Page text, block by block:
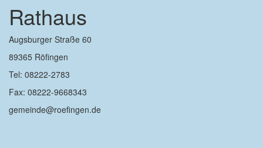
Rathaus
Augsburger Straße 60
89365 Röfingen
Tel: 08222-2783
Fax: 08222-9668343
gemeinde@roefingen.de